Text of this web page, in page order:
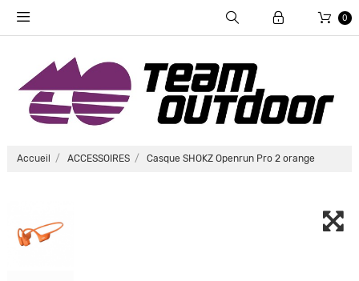
0
Accueil ACCESSOIRES Casque SHOKZ Openrun Pro 2 orange